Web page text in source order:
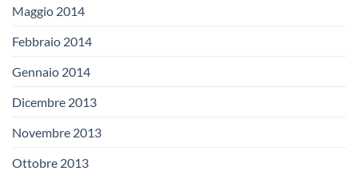
Maggio 2014
Febbraio 2014
Gennaio 2014
Dicembre 2013
Novembre 2013
Ottobre 2013